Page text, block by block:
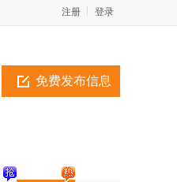
登录
注册
免费发布信息